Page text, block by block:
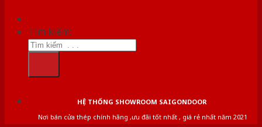
Tìm kiếm:
HỆ THỐNG SHOWROOM SAIGONDOOR
Nơi bán cửa thép chính hãng ,ưu đãi tốt nhất , giá rẻ nhất năm 2021